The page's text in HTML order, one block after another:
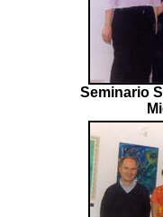
Seminario